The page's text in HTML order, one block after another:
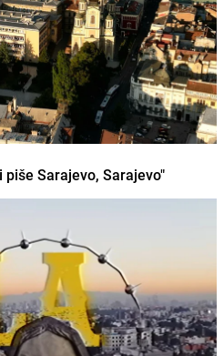
Sarajevo, Sarajevo"